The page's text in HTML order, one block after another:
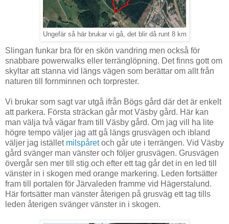
Ungefär så här brukar vi gå, det blir då runt 8 km
Slingan funkar bra för en skön vandring men också för
snabbare powerwalks eller terränglöpning. Det finns gott om
skyltar att stanna vid längs vägen som berättar om allt från
naturen till fornminnen och torprester.
Vi brukar som sagt var utgå ifrån Bögs gård där det är enkelt
att parkera. Första sträckan går mot Väsby gård. Här kan
man välja två vägar fram till Väsby gård. Om jag vill ha lite
högre tempo väljer jag att gå längs grusvägen och ibland
väljer jag istället milspåretoch går ute i terrängen. Vid Väsby
gård svänger man vänster och följer grusvägen. Grusvägen
övergår sen mer till stig och efter ett tag går det in en led till
vänster in i skogen med orange markering. Leden fortsätter
fram till portalen för Järvaleden framme vid Hägerstalund.
Här fortsätter man vänster återigen på grusväg ett tag tills
leden återigen svänger vänster in i skogen.